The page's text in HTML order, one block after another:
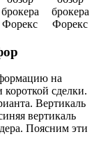
на
сделки.
Вертикаль
вертикаль
Поясним эти